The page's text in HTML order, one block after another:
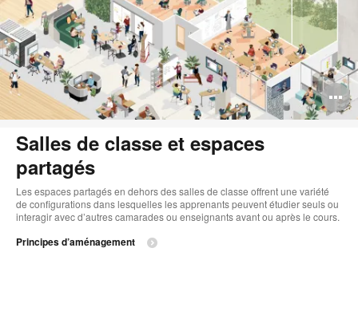
Salles de classe et espaces
partagés
Les espaces partagés en dehors des salles de classe offrent une variété
de configurations dans lesquelles les apprenants peuvent étudier seuls ou
interagir avec d’autres camarades ou enseignants avant ou après le cours.
Principes d’aménagement